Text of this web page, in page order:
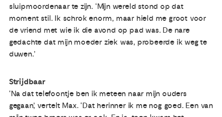
sluipmoordenaar te zijn. ‘Mijn wereld stond op dat
moment stil. Ik schrok enorm, maar hield me groot voor
de vriend met wie ik die avond op pad was. De nare
gedachte dat mijn moeder ziek was, probeerde ik weg te
duwen.’
Strijdbaar
‘Na dat telefoontje ben ik meteen naar mijn ouders
gegaan’, vertelt Max. ‘Dat herinner ik me nog goed. Een van